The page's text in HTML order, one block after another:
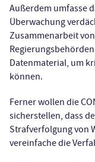
Außerdem umfasse
Überwachung
Zusammenarbeit
Datenmaterial, um
können.
Ferner wollen die
sicherstellen, dass
Strafverfolgung von
vereinfache die